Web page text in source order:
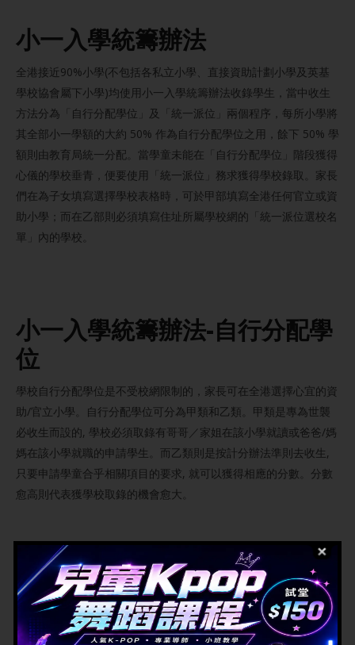
小一入學統籌辦法
全港接近90%小學(不包括各私立小學、直接資助計劃小學及英基
學校協會屬下小學)均使用小一入學統籌辦法收錄學生，當中收生
方法分為「自行分配學位」及「統一派位」兩個程序，每所小學將
其全部小一學額的大約 50% 作為自行分配學位之用，餘下 50% 學
額則由教育局統一分配。當學童未能在「自行分配學位」階段獲得
心儀的學校垂青，便要使用「統一派位」務求獲得學校錄取。家長
們在為子女填寫選擇學校表格時，可於甲部填寫全港任何官立或資
助小學；而在乙部則必須填寫住址所屬學校網的「統一派位選校名
單」內的學校。
小一入學統籌辦法-自行分配學
位
學校自行分配學位是不受校網限制的，家長可在全港選擇心宜的資
助/官立小學。自行分配學位可分為甲類和乙類。甲類是專為世襲
必收生而設的, 學校必須取錄有哥哥／家姐在該小學就讀或爸爸/媽
媽在該小學就職的申請學生。而乙類則是按計分辦法準則去收生,
只要申請學童合乎相關項目的要求, 就可以獲得相應的分數。分數
愈高則代表獲學校取錄的機會愈大。
類別 細則
甲類 專為世襲必收生而設, 佔小一學額的30%
乙類 按計分辦法準則去收生, 佔學校小一學額不少於